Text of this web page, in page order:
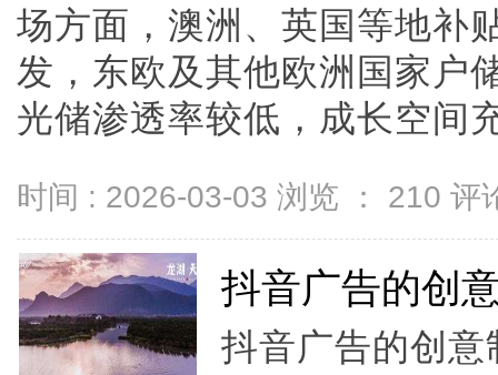
场方面，澳洲、英国等地补
发，东欧及其他欧洲国家户
光储渗透率较低，成长空间
时间 : 2026-03-03 浏览 ： 210 评
抖音广告的创
抖音广告的创